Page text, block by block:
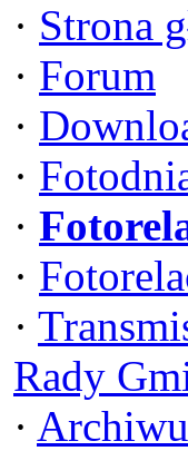
· Strona
· Forum
·
·
·
·
·
Rady
·